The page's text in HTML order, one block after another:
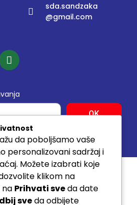
sda.sandzaka
@gmail.com
OK
ZADRŽANA www.sda.rs
da poboljšamo vaše
personalizovani sadržaj i
Možete izabrati koje
klikom na
na Prihvati sveda date
sveda odbijete